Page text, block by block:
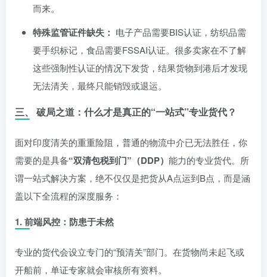
而来。
特殊监管证件缺失： 电子产品需要BIS认证，纺织品需
要手织标记，食品需要FSSAI认证。很多卖家在不了解
这些强制性认证的情况下发货，结果货物到港后才发现
无法清关，最终只能销毁或退运。
三、 破局之道：什么才是真正的“一站式”专业货代？
面对印度清关的重重险阻，普通的物流中介已无法胜任，你
需要的是具备“双清包税到门”（DDP） 能力的专业货代。所
谓一站式解决方案，绝不仅仅是把货从A点运到B点，而是涵
盖以下全流程的深度服务：
1. 前端风控：防患于未然
专业的货代会设立专门的“预清关”部门。在货物尚未起飞或
开船前，单证专家就会审核所有资料。